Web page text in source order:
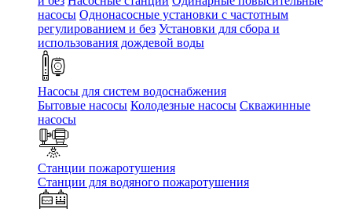
насосы Однонасосные установки с частотным
регулированием и без Установки для сбора и
использования дождевой воды
Насосы для систем водоснабжения
Бытовые насосы Колодезные насосы Скважинные
насосы
Станции пожаротушения
Станции для водяного пожаротушения